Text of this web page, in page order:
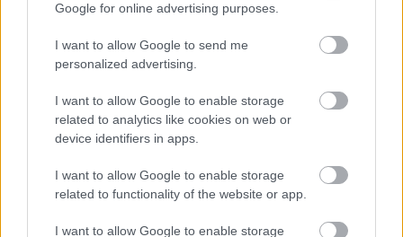
Google for online advertising purposes.
I want to allow Google to send me
personalized advertising.
I want to allow Google to enable storage
related to analytics like cookies on web or
device identifiers in apps.
I want to allow Google to enable storage
related to functionality of the website or app.
I want to allow Google to enable storage
legsikeresebb szólóalbuma volt,harmadik helyen
amerikai albumlistán, a 2013-as Closer To The Truth
volt még bronzérmes), és a sztár legjobb első heti
visszatérjünk rá, az ABBA legkelendőbb lemeze
mindmáig.